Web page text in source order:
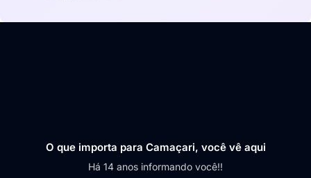
O que importa para Camaçari, você vê aqui
Há 14 anos informando você!!